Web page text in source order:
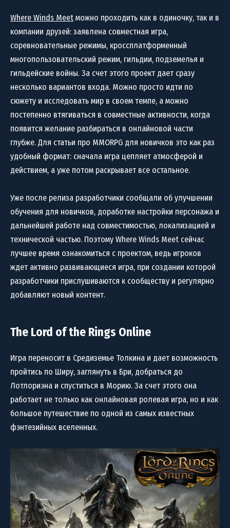
Where Winds Meet можно проходить как в одиночку, так и в
компании друзей: заявлена совместная игра,
соревновательные режимы, кроссплатформенный
многопользовательский режим, гильдии, подземелья и
гильдейские войны. За счет этого проект дает сразу
несколько вариантов входа. Можно просто идти по
сюжету и исследовать мир в своем темпе, а можно
постепенно втягиваться в совместные активности, когда
появится желание разбираться в онлайновой части
глубже. Для статьи про MMORPG для новичков это как раз
удобный формат: сначала игра цепляет атмосферой и
действием, а уже потом раскрывает все остальное.
Уже после релиза разработчики сообщали об улучшении
обучения для новичков, доработке настройки персонажа и
дальнейшей работе над совместимостью, локализацией и
технической частью. Поэтому Where Winds Meet сейчас
лучшее время ознакомиться с проектом, ведь игроков
ждет активно развивающиеся игра, при создании которой
разработчики прислушиваются к сообществу и регулярно
добавляют новый контент.
The Lord of the Rings Online
Игра переносит в Средиземье Толкина и дает возможность
пройтись по Ширу, заглянуть в Бри, добраться до
Лотлориэна и спуститься в Морию. За счет этого она
работает не только как онлайновая ролевая игра, но и как
большое путешествие по одной из самых известных
фэнтезийных вселенных.